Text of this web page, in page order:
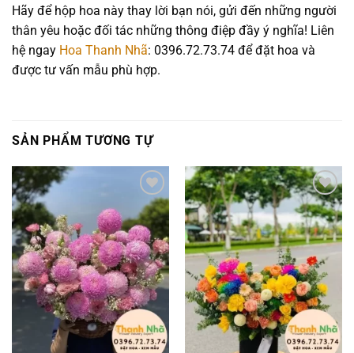
Hãy để hộp hoa này thay lời bạn nói, gửi đến những người
thân yêu hoặc đối tác những thông điệp đầy ý nghĩa! Liên
hệ ngay Hoa Thanh Nhã: 0396.72.73.74 để đặt hoa và
được tư vấn mẫu phù hợp.
SẢN PHẨM TƯƠNG TỰ
Add to
wishlist
Add to
wishlist